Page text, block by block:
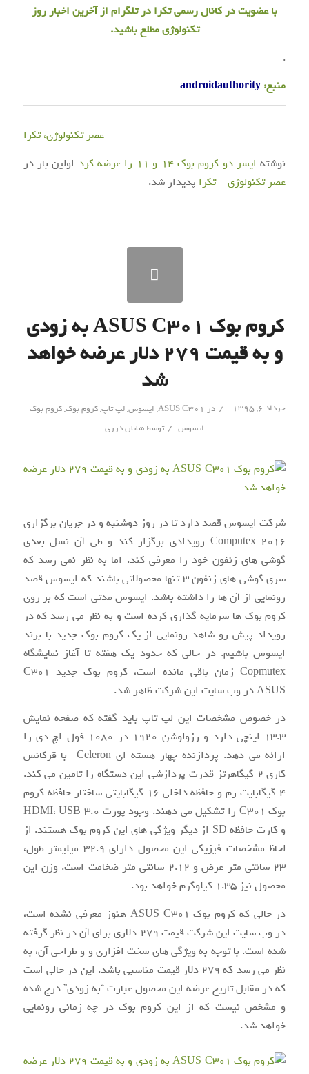
با عضویت درکانال رسمی تکرا در تلگرام از آخرین اخبار روز
تکنولوژی مطلع باشید.
.
منبع: androidauthority
عصر تکنولوژی، تکرا
نوشته ایسر دو کروم بوک ۱۴ و ۱۱ را عرضه کرد
اولین بار در
عصر تکنولوژی - تکرا پدیدار شد.
کروم بوک ASUS C301 به زودی
و به قیمت ۲۷۹ دلار عرضه خواهد
شد
خرداد ۶, ۱۳۹۵ / در ASUS C301
, ایسوس,لپ تاپ,کروم بوک,کروم بوک
ایسوس / توسطشایان درزی
شرکت ایسوس قصد دارد تا در روز دوشنبه و در جریان برگزاری
Computex 2016 رویدادی برگزار کند و طی آن نسل بعدی
گوشی های زنفون خود را معرفی کند. اما به نظر نمی رسد که
سری گوشی های زنفون ۳ تنها محصولاتی باشند که ایسوس قصد
رونمایی از آن ها را داشته باشد. ایسوس مدتی است که بر روی
کروم بوک ها سرمایه گذاری کرده است و به نظر می رسد که در
رویداد پیش رو شاهد رونمایی از یک کروم بوک جدید با برند
ایسوس باشیم. در حالی که حدود یک هفته تا آغاز نمایشگاه
Copmutex زمان باقی مانده است، کروم بوک جدید C301
ASUS در وب سایت این شرکت ظاهر شد.
در خصوص مشخصات این لپ تاپ باید گفته که صفحه نمایش
۱۳.۳ اینچی دارد و رزولوشن ۱۹۲۰ در ۱۰۸۰ فول اچ دی را
ارائه می دهد. پردازنده چهار هسته ای Celeron با قرکانس
کاری ۲ گیگاهرتز قدرت پردازشی این دستگاه را تامین می کند.
۴ گیگابایت رم و حافظه داخلی ۱۶ گیگابایتی ساختار حافظه کروم
بوک C301 را تشکیل می دهند. وجود پورت HDMI، USB 3.0
و کارت حافظه SD از دیگر ویژگی های این کروم بوک هستند. از
لحاظ مشخصات فیزیکی این محصول دارای ۳۲.۹ میلیمتر طول،
۲۳ سانتی متر عرض و ۲.۱۲ سانتی متر ضخامت است. وزن این
محصول نیز ۱.۳۵ کیلوگرم خواهد بود.
در حالی که کروم بوک ASUS C301 هنوز معرفی نشده است،
در وب سایت این شرکت قیمت ۲۷۹ دلاری برای آن در نظر گرفته
شده است. با توجه به ویژگی های سخت افزاری و و طراحی آن، به
نظر می رسد که ۲۷۹ دلار قیمت مناسبی باشد. این در حالی است
که در مقابل تاریخ عرضه این محصول عبارت “به زودی” درج شده
و مشخص نیست که از این کروم بوک در چه زمانی رونمایی
خواهد شد.